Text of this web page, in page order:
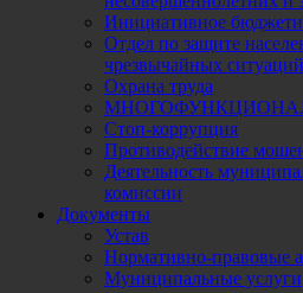
Инициативное
Отдел по защите
чрезвычайных
Охрана труда
Стоп-коррупция
Противодействие
Деятельность
комиссии
Документы
Устав
Нормативно-правовые
Муниципальные услуги